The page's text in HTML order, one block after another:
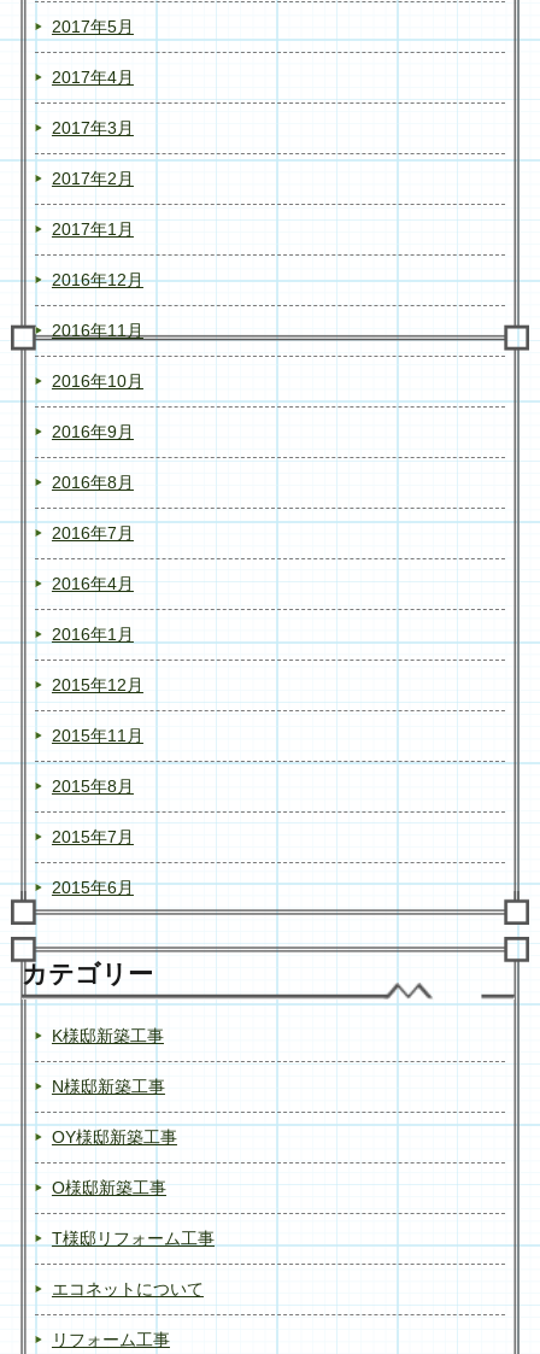
2017年5月
2017年4月
2017年3月
2017年2月
2017年1月
2016年12月
2016年11月
2016年10月
2016年9月
2016年8月
2016年7月
2016年4月
2016年1月
2015年12月
2015年11月
2015年8月
2015年7月
2015年6月
カテゴリー
K様邸新築工事
N様邸新築工事
OY様邸新築工事
O様邸新築工事
T様邸リフォーム工事
エコネットについて
リフォーム工事